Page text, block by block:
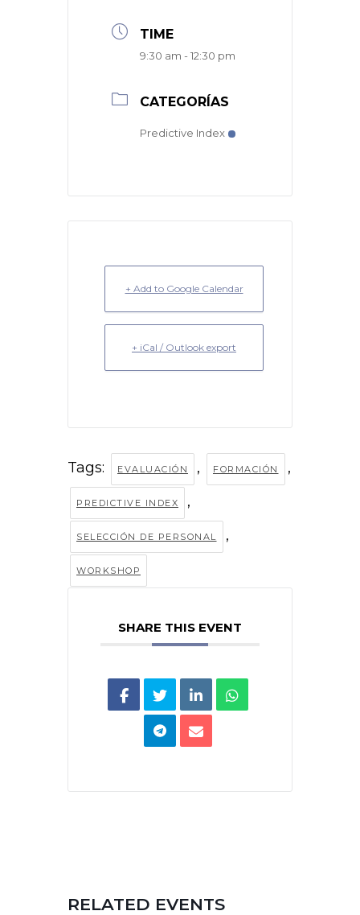
TIME
9:30 am - 12:30 pm
CATEGORÍAS
Predictive Index
+ Add to Google Calendar
+ iCal / Outlook export
Tags: EVALUACIÓN , FORMACIÓN ,
PREDICTIVE INDEX ,
SELECCIÓN DE PERSONAL ,
WORKSHOP
SHARE THIS EVENT
RELATED EVENTS